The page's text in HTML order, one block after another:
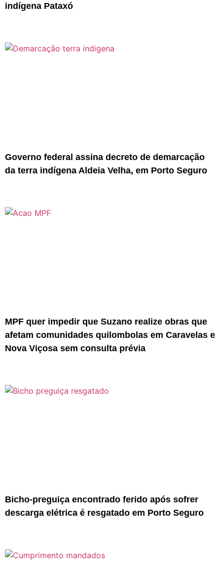
indígena Pataxó
Governo federal assina decreto de demarcação
da terra indígena Aldeia Velha, em Porto Seguro
MPF quer impedir que Suzano realize obras que
afetam comunidades quilombolas em Caravelas e
Nova Viçosa sem consulta prévia
Bicho-preguiça encontrado ferido após sofrer
descarga elétrica é resgatado em Porto Seguro